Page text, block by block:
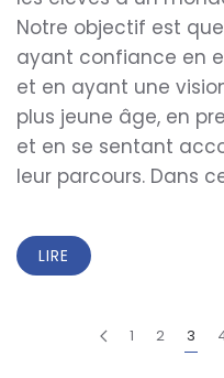
Notre objectif est
ayant confiance en
et en ayant une
plus jeune âge, en
et en se sentant
leur parcours. Dans
LIRE
1 2 3